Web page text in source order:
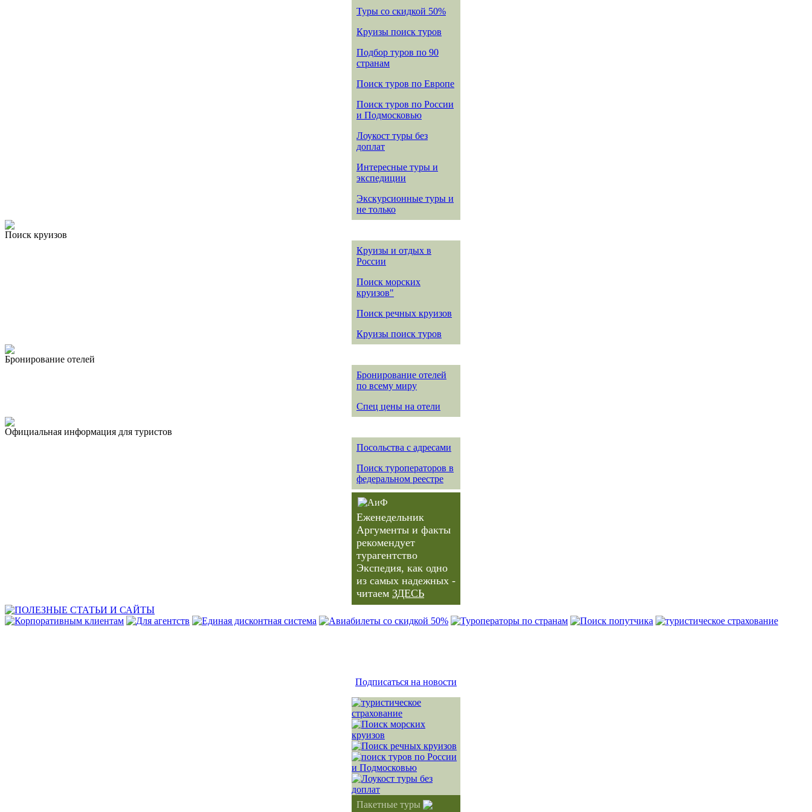
Туры со скидкой 50%
Круизы поиск туров
Подбор туров по 90
странам
Поиск туров по Европе
Поиск туров по России
и Подмосковью
Лоукост туры без
доплат
Интересные туры и
экспедиции
Экскурсионные туры и
не только
Поиск круизов
Круизы и отдых в
России
Поиск морских
круизов"
Поиск речных круизов
Круизы поиск туров
Бронирование отелей
Бронирование отелей
по всему миру
Спец цены на отели
Официальная информация для туристов
Посольства с адресами
Поиск туроператоров в
федеральном реестре
Еженедельник
Аргументы и факты
рекомендует
турагентство
Экспедия, как одно
из самых надежных -
читаем ЗДЕСЬ
Подписаться на новости
Пакетные туры